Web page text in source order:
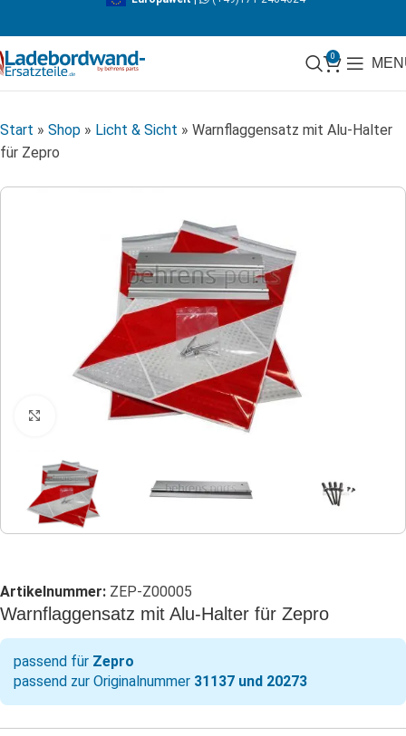
0
Start » Shop » Licht & Sicht » Warnflaggensatz mit Alu-Halter
für Zepro
Klicken zum Vergrößern
Artikelnummer: ZEP-Z00005
Warnflaggensatz mit Alu-Halter für Zepro
passend für Zepro
passend zur Originalnummer 31137 und 20273